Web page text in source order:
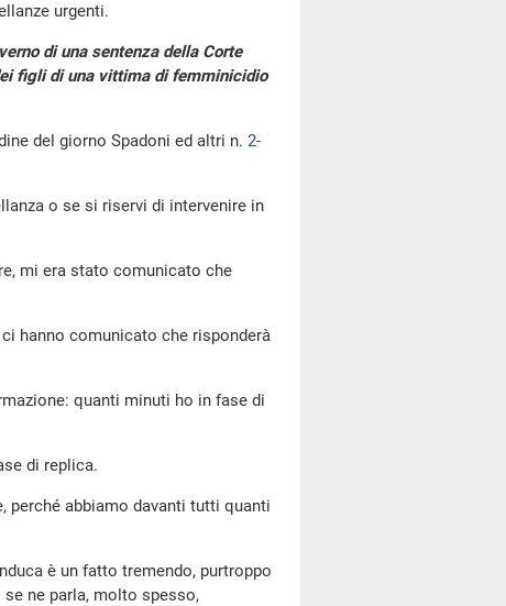
urgenti.
di una sentenza della Corte
figli di una vittima di femminicidio
del giorno Spadoni ed altri n. 2-
o se si riservi di intervenire in
mi era stato comunicato che
hanno comunicato che risponderà
quanti minuti ho in fase di
di replica.
perché abbiamo davanti tutti quanti
è un fatto tremendo, purtroppo
ne parla, molto spesso,